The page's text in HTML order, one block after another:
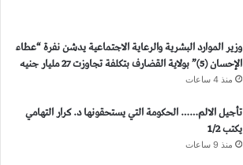
وزير الموارد البشرية والرعاية الاجتماعية يدشن نفرة “عطاء
الإحسان (5)” بولاية القضارف بتكلفة تجاوزت 27 مليار جنيه
منذ 4 ساعات
تأجيل الالم…… الحكومة التي يستحقونها د. كرار التهامي
يكتب 1/2
منذ 9 ساعات